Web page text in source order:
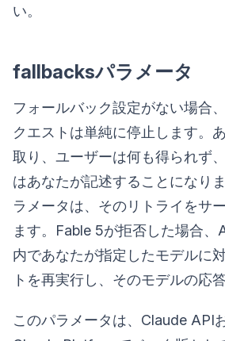
い。
fallbacksパラメータ
フォールバック設定がない場合
クエストは単純に停止します。
取り、ユーザーは何も得られず
はあなたが記述することになりま
ラメータは、そのリトライをサ
ます。Fable 5が拒否した場合、
内であなたが指定したモデルに
トを再実行し、そのモデルの応
このパラメータは、Claude API